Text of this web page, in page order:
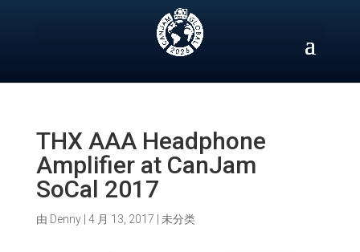
THX AAA Headphone
Amplifier at CanJam
SoCal 2017
由 Denny| 4 月 13, 2017 未分类